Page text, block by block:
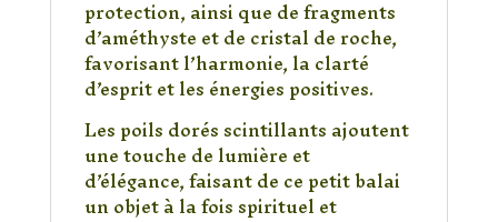
protection, ainsi que de fragments
d’améthyste et de cristal de roche,
favorisant l’harmonie, la clarté
d’esprit et les énergies positives.
Les poils dorés scintillants ajoutent
une touche de lumière et
d’élégance, faisant de ce petit balai
un objet à la fois spirituel et